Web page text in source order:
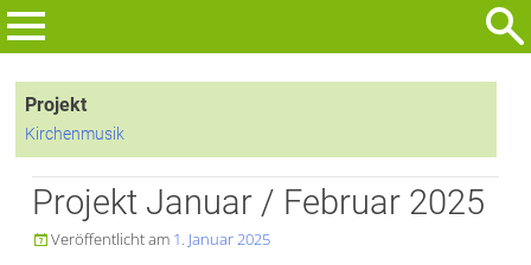
Zum
Inhalt
nach:Projekt
Kirchenmusik
Projekt Januar / Februar 2025
Veröffentlicht am 1. Januar 2025